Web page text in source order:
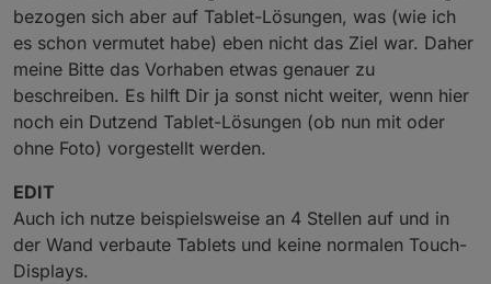
bezogen sich aber auf Tablet-Lösungen, was (wie ich
es schon vermutet habe) eben nicht das Ziel war. Daher
meine Bitte das Vorhaben etwas genauer zu
beschreiben. Es hilft Dir ja sonst nicht weiter, wenn hier
noch ein Dutzend Tablet-Lösungen (ob nun mit oder
ohne Foto) vorgestellt werden.
EDIT
Auch ich nutze beispielsweise an 4 Stellen auf und in
der Wand verbaute Tablets und keine normalen Touch-
Displays.